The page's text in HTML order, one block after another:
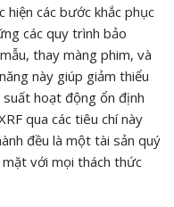
hiện các bước khắc phục
các quy trình bảo
thay màng phim, và
này giúp giảm thiểu
hoạt động ổn định
qua các tiêu chí này
đều là một tài sản quý
mặt với mọi thách thức